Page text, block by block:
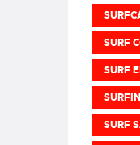
SURF
SURF
SURF